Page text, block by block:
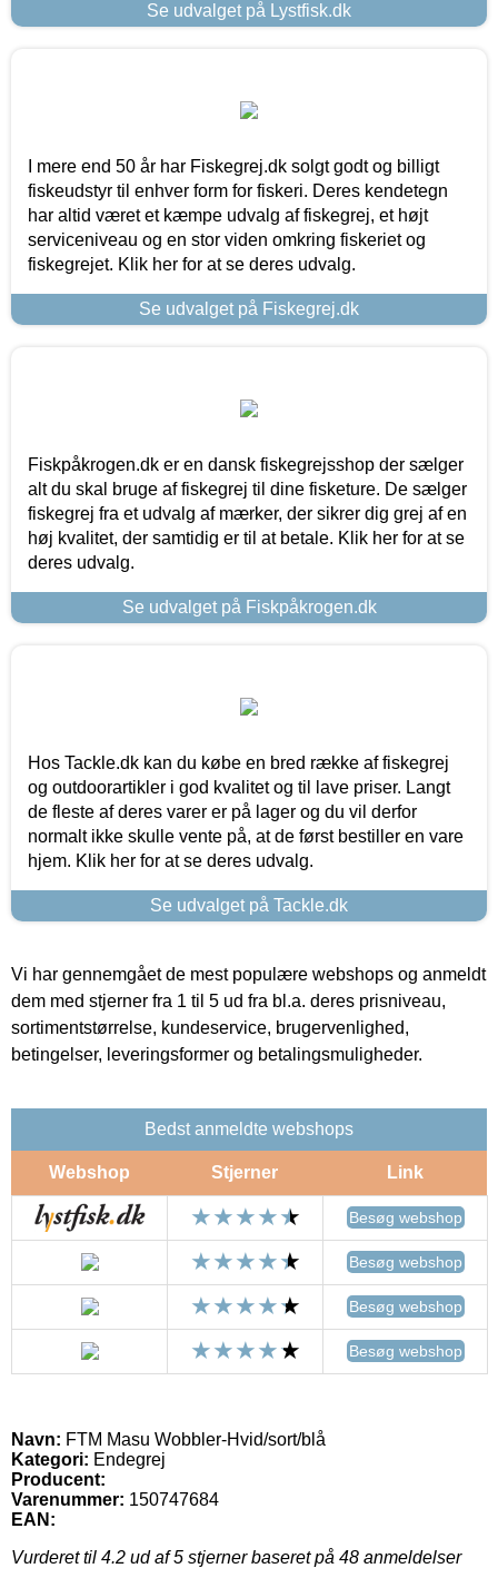
Se udvalget på Lystfisk.dk
I mere end 50 år har Fiskegrej.dk solgt godt og billigt
fiskeudstyr til enhver form for fiskeri. Deres kendetegn
har altid været et kæmpe udvalg af fiskegrej, et højt
serviceniveau og en stor viden omkring fiskeriet og
fiskegrejet. Klik her for at se deres udvalg.
Se udvalget på Fiskegrej.dk
Fiskpåkrogen.dk er en dansk fiskegrejsshop der sælger
alt du skal bruge af fiskegrej til dine fisketure. De sælger
fiskegrej fra et udvalg af mærker, der sikrer dig grej af en
høj kvalitet, der samtidig er til at betale. Klik her for at se
deres udvalg.
Se udvalget på Fiskpåkrogen.dk
Hos Tackle.dk kan du købe en bred række af fiskegrej
og outdoorartikler i god kvalitet og til lave priser. Langt
de fleste af deres varer er på lager og du vil derfor
normalt ikke skulle vente på, at de først bestiller en vare
hjem. Klik her for at se deres udvalg.
Se udvalget på Tackle.dk
Vi har gennemgået de mest populære webshops og anmeldt
dem med stjerner fra 1 til 5 ud fra bl.a. deres prisniveau,
sortimentstørrelse, kundeservice, brugervenlighed,
betingelser, leveringsformer og betalingsmuligheder.
Bedst anmeldte webshops
Webshop Stjerner Link
Besøg webshop
Besøg webshop
Besøg webshop
Besøg webshop
Navn: FTM Masu Wobbler-Hvid/sort/blå
Kategori: Endegrej
Producent:
Varenummer: 150747684
EAN:
Vurderet til 4.2 ud af 5 stjerner baseret på 48 anmeldelser